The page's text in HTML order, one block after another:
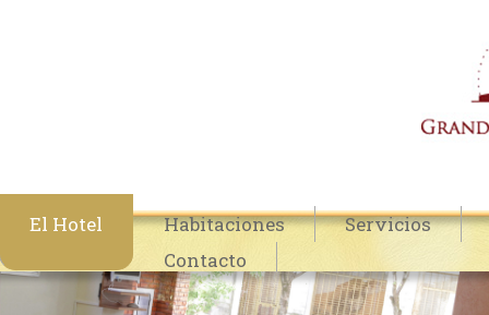
El Hotel Habitaciones
Servicios
Contacto